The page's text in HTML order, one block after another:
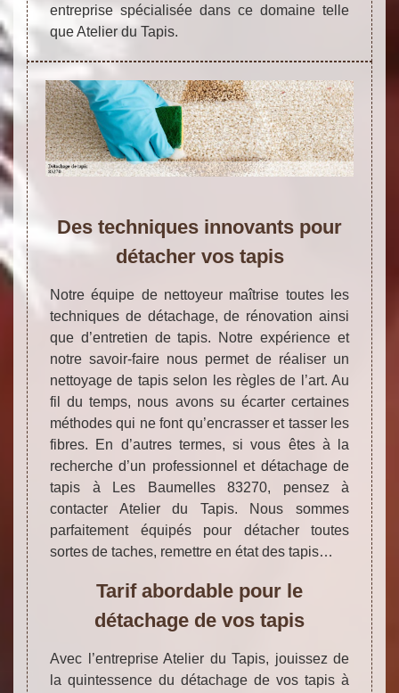
entreprise spécialisée dans ce domaine telle
que Atelier du Tapis.
Des techniques innovants pour
détacher vos tapis
Notre équipe de nettoyeur maîtrise toutes les
techniques de détachage, de rénovation ainsi
que d’entretien de tapis. Notre expérience et
notre savoir-faire nous permet de réaliser un
nettoyage de tapis selon les règles de l’art. Au
fil du temps, nous avons su écarter certaines
méthodes qui ne font qu’encrasser et tasser les
fibres. En d’autres termes, si vous êtes à la
recherche d’un professionnel et détachage de
tapis à Les Baumelles 83270, pensez à
contacter Atelier du Tapis. Nous sommes
parfaitement équipés pour détacher toutes
sortes de taches, remettre en état des tapis…
Tarif abordable pour le
détachage de vos tapis
Avec l’entreprise Atelier du Tapis, jouissez de
la quintessence du détachage de vos tapis à